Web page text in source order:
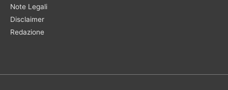
Note Legali
Disclaimer
Redazione